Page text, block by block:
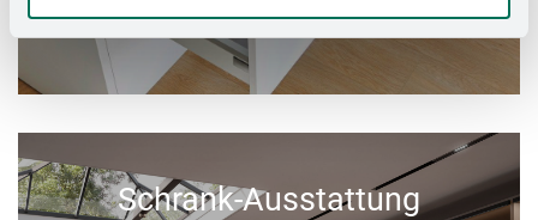
Schrank-Ausstattung